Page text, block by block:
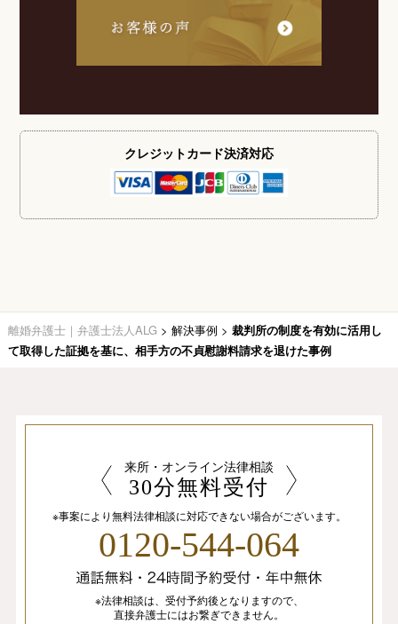
クレジットカード決済対応
離婚弁護士｜弁護士法人ALG > 解決事例 > 裁判所の制度を有効に活用し
て取得した証拠を基に、相手方の不貞慰謝料請求を退けた事例
来所・オンライン法律相談
30分無料受付
※事案により無料法律相談に対応できない場合がございます。
0120-544-064
※法律相談は、 受付予約後となりますので、
直接弁護士にはお繋ぎできません。